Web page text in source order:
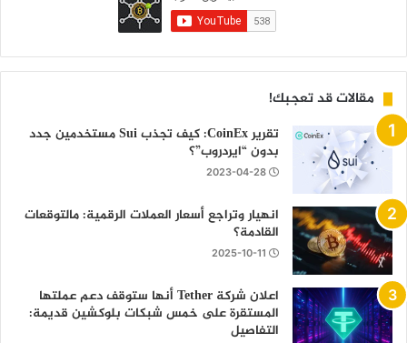
مقالات قد تعجبك!
تقرير CoinEx: كيف تجذب Sui مستخدمين جدد
بدون “ايردروب”؟
2023-04-28
انهيار وتراجع أسعار العملات الرقمية: مالتوقعات
القادمة؟
2025-10-11
اعلان شركة Tether أنها ستوقف دعم عملتها
المستقرة على خمس شبكات بلوكشين قديمة:
التفاصيل